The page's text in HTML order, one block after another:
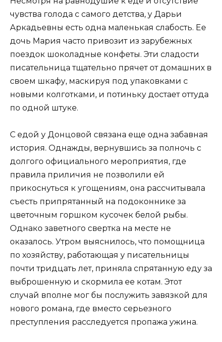
чувства голода с самого детства, у Дарьи
Аркадьевны есть одна маленькая слабость. Ее
дочь Мария часто привозит из зарубежных
поездок шоколадные конфеты. Эти сладости
писательница тщательно прячет от домашних в
своем шкафу, маскируя под упаковками с
новыми колготками, и потиньку достает оттуда
по одной штуке.
С едой у Донцовой связана еще одна забавная
история. Однажды, вернувшись за полночь с
долгого официального мероприятия, где
правила приличия не позволили ей
прикоснуться к угощениям, она рассчитывала
съесть припрятанный на подоконнике за
цветочным горшком кусочек белой рыбы.
Однако заветного свертка на месте не
оказалось. Утром выяснилось, что помощница
по хозяйству, работающая у писательницы
почти тридцать лет, приняла спрятанную еду за
выброшенную и скормила ее котам. Этот
случай вполне мог бы послужить завязкой для
нового романа, где вместо серьезного
преступления расследуется пропажа ужина.